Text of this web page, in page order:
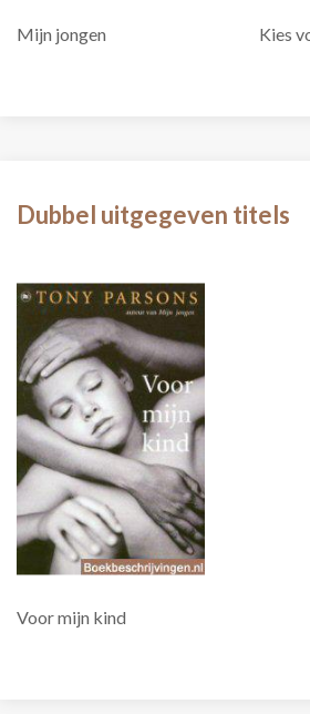
Mijn jongen Kies
Dubbel uitgegeven titels
Voor mijn kind